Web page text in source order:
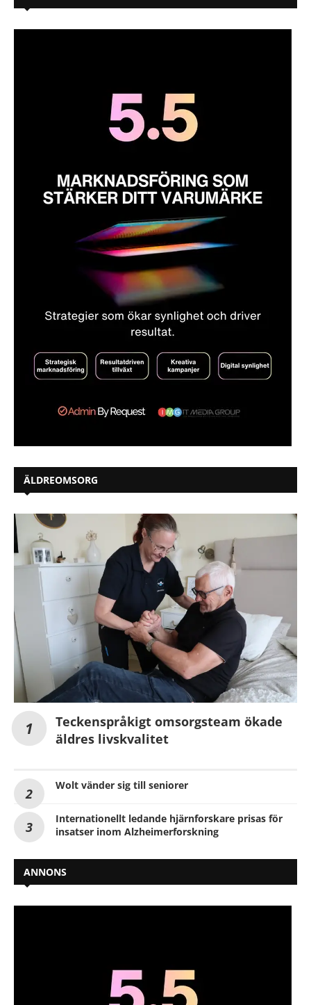
ÄLDREOMSORG
Teckenspråkigt omsorgsteam ökade
äldres livskvalitet
Wolt vänder sig till seniorer
Internationellt ledande hjärnforskare prisas för
insatser inom Alzheimerforskning
ANNONS